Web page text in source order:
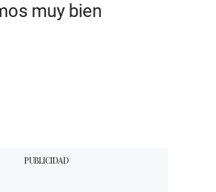
muy bien